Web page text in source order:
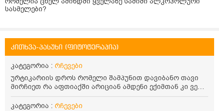
სასმელები?
კითხვა-პასუხი (ფიტოტერაპია)
კატეგორია : რჩევები
ურტიკარიის დროს რომელი შამპუნით დავიბანო თავი
მირჩიეთ რა აფთიაქში არიციან ამდენი ექიმთან კი ვერ
წავალ.რომელომრას შეოცავს ესეც კი ვერ ვათქმე ინე
ვერაბის კსეთი ივიცი თვალებით გიყირებენ და
კატეგორია : რჩევები